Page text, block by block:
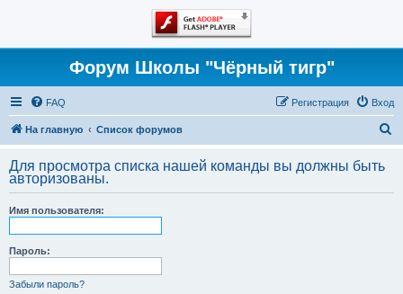
Форум Школы "Чёрный тигр"
FAQ Вход
Регистрация
На главную Список форумов
с
Для просмотра списка нашей команды вы должны быть
авторизованы.
Имя пользователя:
Пароль:
Забыли пароль?